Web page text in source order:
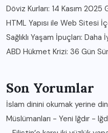
Döviz Kurları: 14 Kasım
HTML Yapısı ile Web Sitesi
Sağlıklı Yaşam İpuçları:
ABD Hükmet Krizi: 36 Gün
Son Yorumlar
İslam dinini okumak yerine
Müslümanları - Yeni Iğdır -